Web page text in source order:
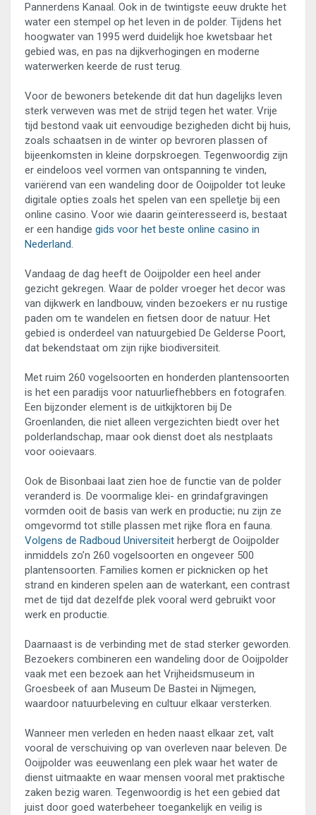
Pannerdens Kanaal. Ook in de twintigste eeuw drukte het
water een stempel op het leven in de polder. Tijdens het
hoogwater van 1995 werd duidelijk hoe kwetsbaar het
gebied was, en pas na dijkverhogingen en moderne
waterwerken keerde de rust terug.
Voor de bewoners betekende dit dat hun dagelijks leven
sterk verweven was met de strijd tegen het water. Vrije
tijd bestond vaak uit eenvoudige bezigheden dicht bij huis,
zoals schaatsen in de winter op bevroren plassen of
bijeenkomsten in kleine dorpskroegen. Tegenwoordig zijn
er eindeloos veel vormen van ontspanning te vinden,
variërend van een wandeling door de Ooijpolder tot leuke
digitale opties zoals het spelen van een spelletje bij een
online casino. Voor wie daarin geïnteresseerd is, bestaat
er een handige gids voor het beste online casino in
Nederland.
Vandaag de dag heeft de Ooijpolder een heel ander
gezicht gekregen. Waar de polder vroeger het decor was
van dijkwerk en landbouw, vinden bezoekers er nu rustige
paden om te wandelen en fietsen door de natuur. Het
gebied is onderdeel van natuurgebied De Gelderse Poort,
dat bekendstaat om zijn rijke biodiversiteit.
Met ruim 260 vogelsoorten en honderden plantensoorten
is het een paradijs voor natuurliefhebbers en fotografen.
Een bijzonder element is de uitkijktoren bij De
Groenlanden, die niet alleen vergezichten biedt over het
polderlandschap, maar ook dienst doet als nestplaats
voor ooievaars.
Ook de Bisonbaai laat zien hoe de functie van de polder
veranderd is. De voormalige klei- en grindafgravingen
vormden ooit de basis van werk en productie; nu zijn ze
omgevormd tot stille plassen met rijke flora en fauna.
Volgens de Radboud Universiteit herbergt de Ooijpolder
inmiddels zo’n 260 vogelsoorten en ongeveer 500
plantensoorten. Families komen er picknicken op het
strand en kinderen spelen aan de waterkant, een contrast
met de tijd dat dezelfde plek vooral werd gebruikt voor
werk en productie.
Daarnaast is de verbinding met de stad sterker geworden.
Bezoekers combineren een wandeling door de Ooijpolder
vaak met een bezoek aan het Vrijheidsmuseum in
Groesbeek of aan Museum De Bastei in Nijmegen,
waardoor natuurbeleving en cultuur elkaar versterken.
Wanneer men verleden en heden naast elkaar zet, valt
vooral de verschuiving op van overleven naar beleven. De
Ooijpolder was eeuwenlang een plek waar het water de
dienst uitmaakte en waar mensen vooral met praktische
zaken bezig waren. Tegenwoordig is het een gebied dat
juist door goed waterbeheer toegankelijk en veilig is